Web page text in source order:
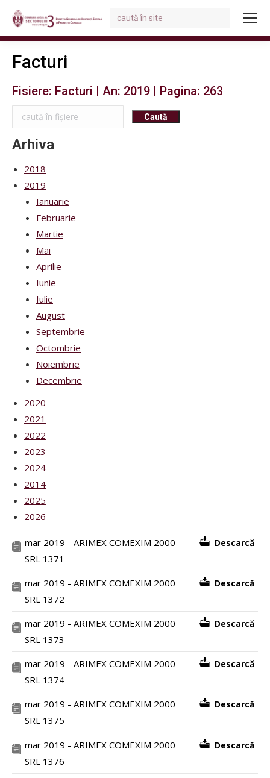
Search:
Facturi
Fisiere: Facturi | An: 2019 | Pagina: 263
Arhiva
2018
2019
Ianuarie
Februarie
Martie
Mai
Aprilie
Iunie
Iulie
August
Septembrie
Octombrie
Noiembrie
Decembrie
2020
2021
2022
2023
2024
2014
2025
2026
mar 2019 - ARIMEX COMEXIM 2000
SRL 1371
Descarcă
mar 2019 - ARIMEX COMEXIM 2000
SRL 1372
Descarcă
mar 2019 - ARIMEX COMEXIM 2000
SRL 1373
Descarcă
mar 2019 - ARIMEX COMEXIM 2000
SRL 1374
Descarcă
mar 2019 - ARIMEX COMEXIM 2000
SRL 1375
Descarcă
mar 2019 - ARIMEX COMEXIM 2000
SRL 1376
Descarcă